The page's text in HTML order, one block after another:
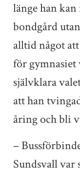
länge han
bondgård
alltid något
för gymnasiet
självklara
att han
åring och bli
–
Sundsvall var